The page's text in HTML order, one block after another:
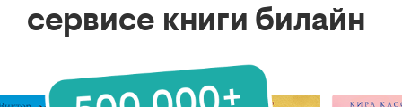
сервисе книги билайн